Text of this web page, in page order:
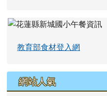
教育部食材登入網
網站人氣